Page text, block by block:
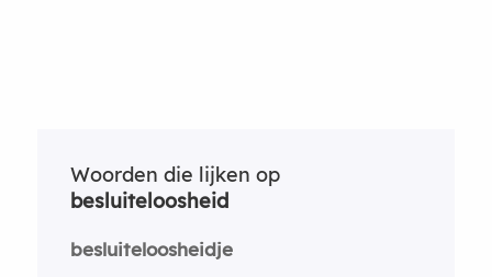
Woorden die lijken op
besluiteloosheid
besluiteloosheidje